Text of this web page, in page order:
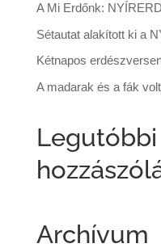
A Mi Erdőnk:
Sétautat alakított ki a
Kétnapos
A madarak és a fák
Legutóbbi
Archívum